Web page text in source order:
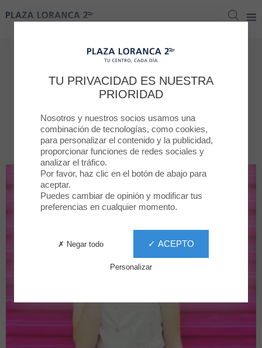
Plaza Loranca 2
Tiendas
Todas las tiendas
POR CATEGORÍA TODAS LA TIENDAS
Plaza Loranca 2
TU PRIVACIDAD ES NUESTRA
PRIORIDAD
Nosotros y nuestros socios usamos una
combinación de tecnologías, como cookies,
para personalizar el contenido y la publicidad,
proporcionar funciones de redes sociales y
analizar el tráfico.
Por favor, haz clic en el botón de abajo para
aceptar.
Puedes cambiar de opinión y modificar tus
preferencias en cualquier momento.
✓ ACEPTO
✗ Negar todo
Personalizar